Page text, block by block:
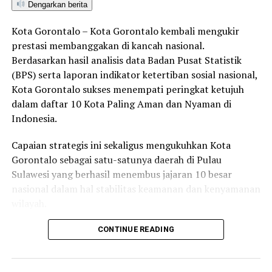
DRAINASE GORONTALO
KAWASAN BTN GORONTALO
PENERTIBAN BANGUNAN LIAR
PENERTIBAN PKL
SALURAN AIR
TATA KOTA GORONTALO
WALI KOTA GORONTALO
UP NEXT
Tegas! WFA Bukan Libur, Adhan Dambea Ancam Copot
Jabatan ASN yang Susah Dihubungi
DON'T MISS
Bangun Kemandirian Desa di Gorontalo
Dengarkan berita
Kota Gorontalo – Kota Gorontalo kembali mengukir
prestasi membanggakan di kancah nasional.
Berdasarkan hasil analisis data Badan Pusat Statistik
(BPS) serta laporan indikator ketertiban sosial nasional,
Kota Gorontalo sukses menempati peringkat ketujuh
dalam daftar 10 Kota Paling Aman dan Nyaman di
Indonesia.
Capaian strategis ini sekaligus mengukuhkan Kota
Gorontalo sebagai satu-satunya daerah di Pulau
Sulawesi yang berhasil menembus jajaran 10 besar
nasional dalam hal stabilitas keamanan dan kenyamanan
Sebagai pusat pemerintahan, pertumbuhan ekonomi,
Tomini, Kota Gorontalo terbukti mampu menjaga
CONTINUE READING